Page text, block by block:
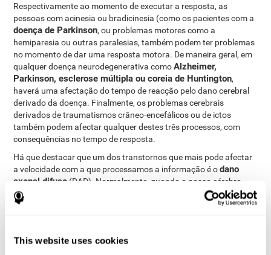
This website uses cookies
Respectivamente ao momento de executar a resposta, as
pessoas com acinesia ou bradicinesia (como os pacientes com a
doença de Parkinson, ou problemas motores como a
hemiparesia ou outras paralesias, também podem ter problemas
no momento de dar uma resposta motora. De maneira geral, em
qualquer doença neurodegenerativa comoAlzheimer,
Parkinson, esclerose múltipla ou coreia de Huntington,
haverá uma afectação do tempo de reacção pelo dano cerebral
derivado da doença. Finalmente, os problemas cerebrais
derivados de traumatismos crâneo-encefálicos ou de ictos
também podem afectar qualquer destes três processos, com
consequências no tempo de resposta.
Há que destacar que um dos transtornos que mais pode afectar
a velocidade com a que processamos a informação é odano
axonal difuso (DAD). Normalmente, quando o nosso cérebro
sofre uma contusão (pode ter origem num golpe na cabeça ou
por uma travagem com o carro, por exemplo), as suas ligações
parte do neuróneo que permite contactar com outros neuróneos,